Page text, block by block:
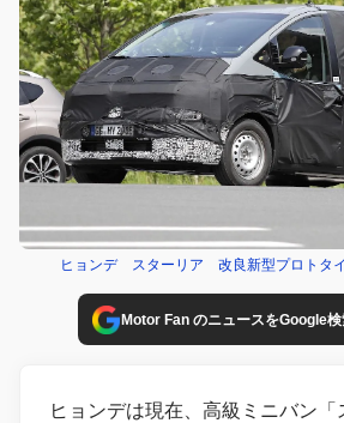
ヒョンデ スターリア 改良新型プロトタ
Motor Fan のニュースをGoogle
ヒョンデは現在、高級ミニバン「